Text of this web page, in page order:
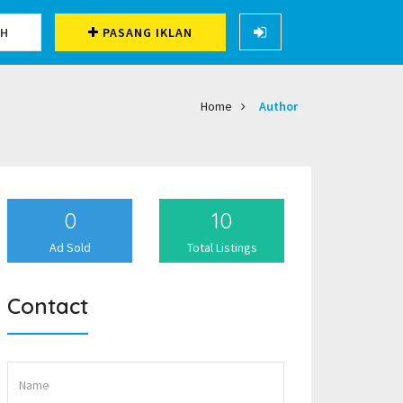
PASANG IKLAN
Home Author
0
Ad Sold
10
Total Listings
Contact